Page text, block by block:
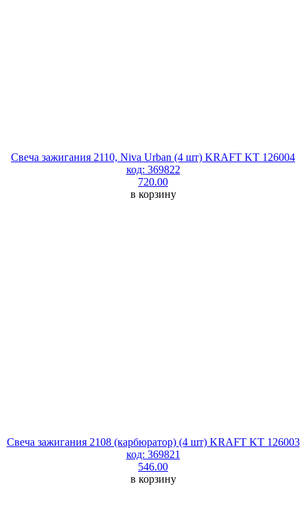
Свеча зажигания 2110, Niva Urban (4 шт) KRAFT KT 126004
код: 369822
720.00
в корзину
Свеча зажигания 2108 (карбюратор) (4 шт) KRAFT KT 126003
код: 369821
546.00
в корзину